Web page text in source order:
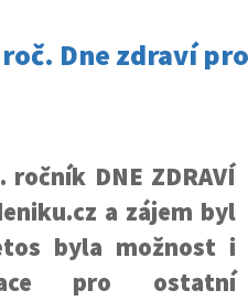
Dne zdraví
DNE ZDRAVÍ
a zájem byl
byla možnost i
pro ostatní